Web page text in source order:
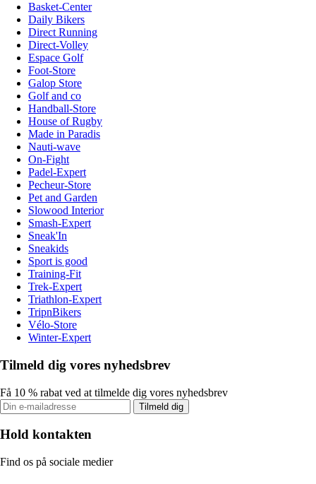
Basket-Center
Daily Bikers
Direct Running
Direct-Volley
Espace Golf
Foot-Store
Galop Store
Golf and co
Handball-Store
House of Rugby
Made in Paradis
Nauti-wave
On-Fight
Padel-Expert
Pecheur-Store
Pet and Garden
Slowood Interior
Smash-Expert
Sneak'In
Sneakids
Sport is good
Training-Fit
Trek-Expert
Triathlon-Expert
TripnBikers
Vélo-Store
Winter-Expert
Tilmeld dig vores nyhedsbrev
Få 10 % rabat ved at tilmelde dig vores nyhedsbrev
Tilmeld dig
Hold kontakten
Find os på sociale medier